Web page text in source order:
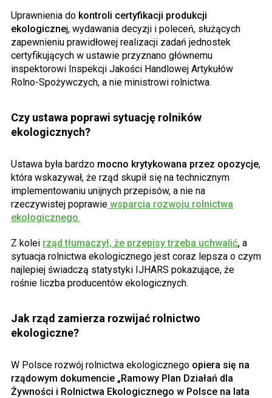
Uprawnienia do kontroli certyfikacji produkcji
ekologicznej, wydawania decyzji i poleceń, służących
zapewnieniu prawidłowej realizacji zadań jednostek
certyfikujących w ustawie przyznano głównemu
inspektorowi Inspekcji Jakości Handlowej Artykułów
Rolno-Spożywczych, a nie ministrowi rolnictwa.
Czy ustawa poprawi sytuację rolników
ekologicznych?
Ustawa była bardzo mocno krytykowana przez opozycje,
która wskazywał, że rząd skupił się na technicznym
implementowaniu unijnych przepisów, a nie na
rzeczywistej poprawie wsparcia rozwoju rolnictwa
ekologicznego.
Z kolei rząd tłumaczył, że przepisy trzeba uchwalić, a
sytuacja rolnictwa ekologicznego jest coraz lepsza o czym
najlepiej świadczą statystyki IJHARS pokazujące, że
rośnie liczba producentów ekologicznych.
Jak rząd zamierza rozwijać rolnictwo
ekologiczne?
W Polsce rozwój rolnictwa ekologicznego opiera się na
rządowym dokumencie „Ramowy Plan Działań dla
Żywności i Rolnictwa Ekologicznego w Polsce na lata